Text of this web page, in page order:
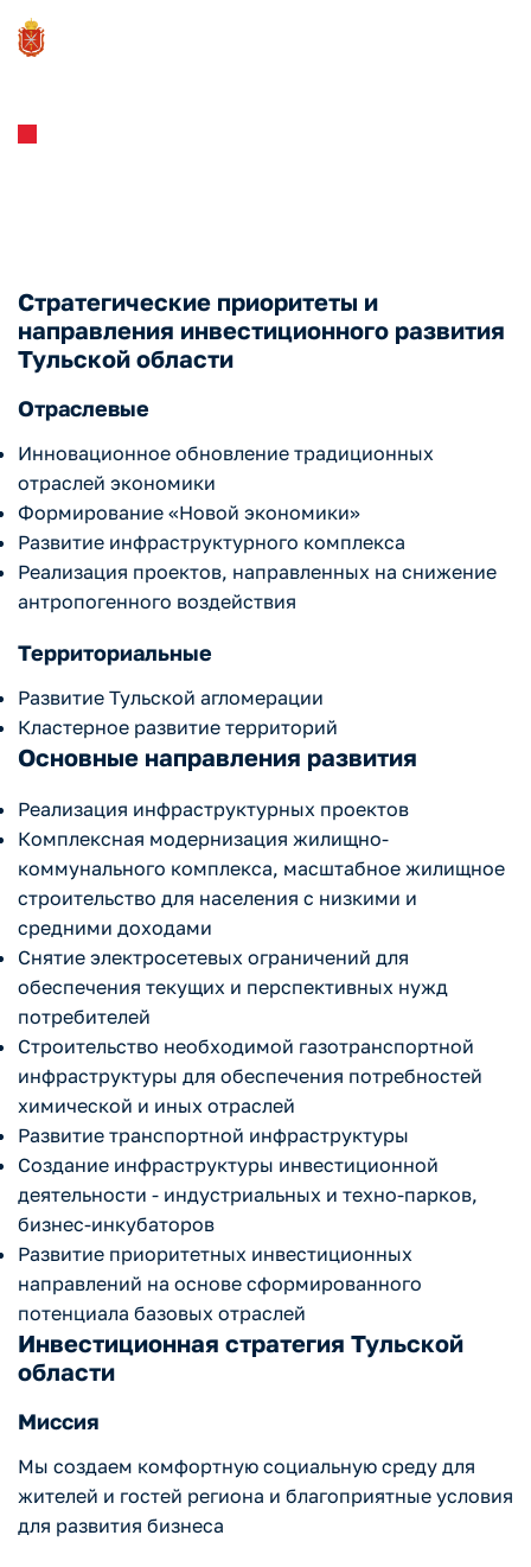
Стратегические приоритеты и
направления инвестиционного развития
Тульской области
Отраслевые
Инновационное обновление традиционных
отраслей экономики
Формирование «Новой экономики»
Развитие инфраструктурного комплекса
Реализация проектов, направленных на снижение
антропогенного воздействия
Территориальные
Развитие Тульской агломерации
Кластерное развитие территорий
Основные направления развития
Реализация инфраструктурных проектов
Комплексная модернизация жилищно-
коммунального комплекса, масштабное жилищное
строительство для населения с низкими и
средними доходами
Снятие электросетевых ограничений для
обеспечения текущих и перспективных нужд
потребителей
Строительство необходимой газотранспортной
инфраструктуры для обеспечения потребностей
химической и иных отраслей
Развитие транспортной инфраструктуры
Создание инфраструктуры инвестиционной
деятельности - индустриальных и техно-парков,
бизнес-инкубаторов
Развитие приоритетных инвестиционных
направлений на основе сформированного
потенциала базовых отраслей
Инвестиционная стратегия Тульской
области
Миссия
Мы создаем комфортную социальную среду для
жителей и гостей региона и благоприятные условия
для развития бизнеса